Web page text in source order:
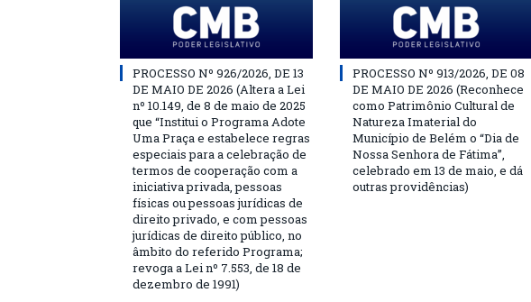
PROCESSO Nº 926/2026, DE 13
DE MAIO DE 2026 (Altera a Lei
nº 10.149, de 8 de maio de 2025
que “Institui o Programa Adote
Uma Praça e estabelece regras
especiais para a celebração de
termos de cooperação com a
iniciativa privada, pessoas
físicas ou pessoas jurídicas de
direito privado, e com pessoas
jurídicas de direito público, no
âmbito do referido Programa;
revoga a Lei nº 7.553, de 18 de
dezembro de 1991)
PROCESSO Nº 913/2026, DE 08
DE MAIO DE 2026 (Reconhece
como Patrimônio Cultural de
Natureza Imaterial do
Município de Belém o “Dia de
Nossa Senhora de Fátima”,
celebrado em 13 de maio, e dá
outras providências)